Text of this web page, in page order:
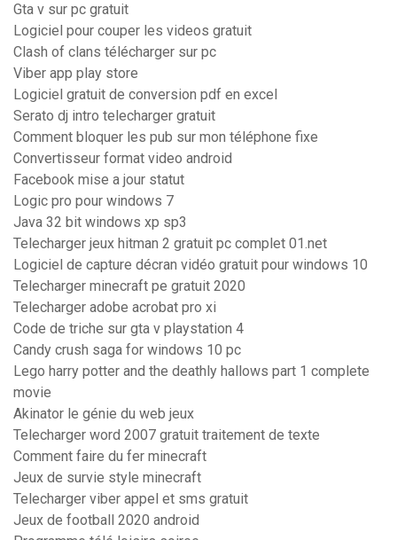
Gta v sur pc gratuit
Logiciel pour couper les videos gratuit
Clash of clans télécharger sur pc
Viber app play store
Logiciel gratuit de conversion pdf en excel
Serato dj intro telecharger gratuit
Comment bloquer les pub sur mon téléphone fixe
Convertisseur format video android
Facebook mise a jour statut
Logic pro pour windows 7
Java 32 bit windows xp sp3
Telecharger jeux hitman 2 gratuit pc complet 01.net
Logiciel de capture décran vidéo gratuit pour windows 10
Telecharger minecraft pe gratuit 2020
Telecharger adobe acrobat pro xi
Code de triche sur gta v playstation 4
Candy crush saga for windows 10 pc
Lego harry potter and the deathly hallows part 1 complete
movie
Akinator le génie du web jeux
Telecharger word 2007 gratuit traitement de texte
Comment faire du fer minecraft
Jeux de survie style minecraft
Telecharger viber appel et sms gratuit
Jeux de football 2020 android